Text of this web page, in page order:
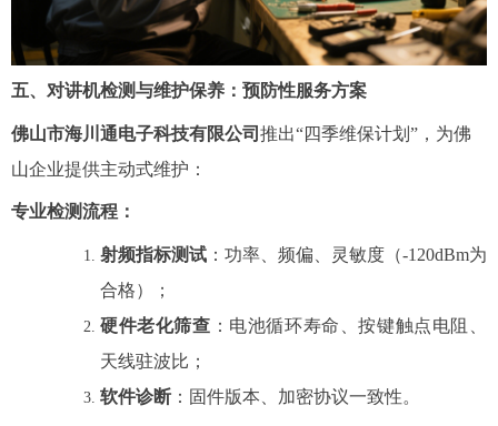
五、对讲机检测与维护保养：预防性服务方案
佛山市海川通电子科技有限公司 推出“四季维保计划”，为佛
山企业提供主动式维护：
专业检测流程 ：
射频指标测试 ：功率、频偏、灵敏度（-120dBm为
合格）；
硬件老化筛查 ：电池循环寿命、按键触点电阻、
天线驻波比；
软件诊断 ：固件版本、加密协议一致性。